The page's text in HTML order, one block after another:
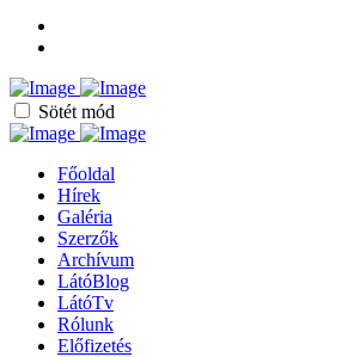
Sötét mód
Főoldal
Hírek
Galéria
Szerzők
Archívum
LátóBlog
LátóTv
Rólunk
Előfizetés